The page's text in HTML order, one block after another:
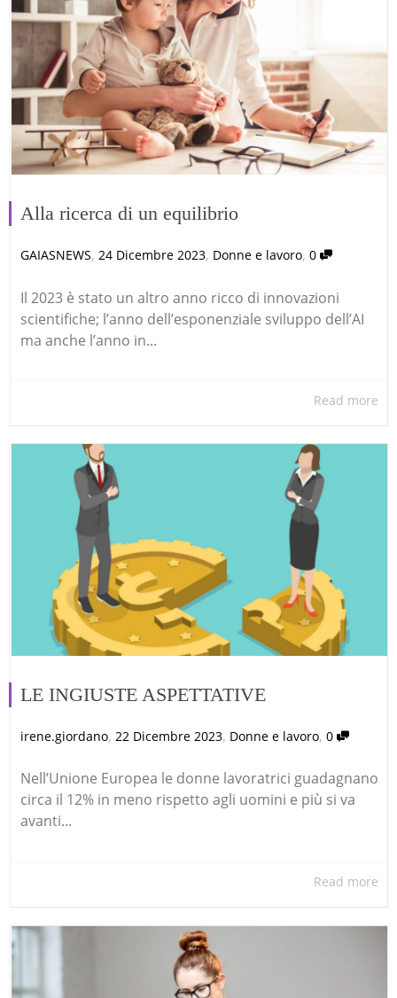
Alla ricerca di un equilibrio
GAIASNEWS, 24 Dicembre 2023, Donne e lavoro, 0
Il 2023 è stato un altro anno ricco di innovazioni
scientifiche; l’anno dell’esponenziale sviluppo dell’AI
ma anche l’anno in...
Read more
LE INGIUSTE ASPETTATIVE
irene.giordano, 22 Dicembre 2023, Donne e lavoro, 0
Nell’Unione Europea le donne lavoratrici guadagnano
circa il 12% in meno rispetto agli uomini e più si va
avanti...
Read more